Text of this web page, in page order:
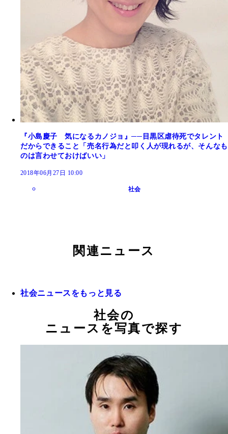
『小島慶子 気になるカノジョ』──目黒区虐待死でタレント
だからできること「売名行為だと叩く人が現れるが、そんなも
のは言わせておけばいい」
2018年06月27日 10:00
社会
関連ニュース
社会ニュースをもっと見る
社会の
ニュースを写真で探す